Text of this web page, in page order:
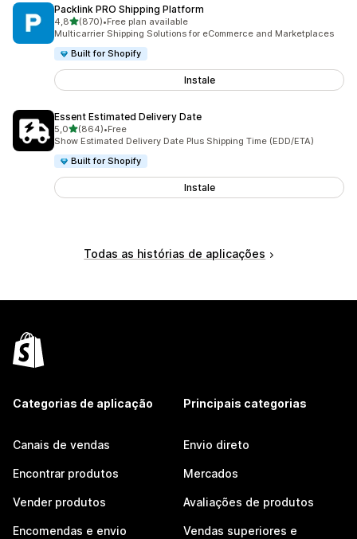
Packlink PRO Shipping Platform
4,8de 5 estrelas
(870)
870 total de avaliações
•Free plan available
Multicarrier Shipping Solutions for eCommerce and Marketplaces
Built for Shopify
Instale
Essent Estimated Delivery Date
5,0de 5 estrelas
(864)
864 total de avaliações
•Free
Show Estimated Delivery Date Plus Shipping Time (EDD/ETA)
Built for Shopify
Instale
Todas as histórias de aplicações
Categorias de aplicação
Canais de vendas
Encontrar produtos
Vender produtos
Encomendas e envio
Principais categorias
Envio direto
Mercados
Avaliações de produtos
Vendas superiores e